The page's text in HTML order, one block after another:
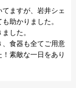
ますが、岩井シェ
助かりました。
した。
食器も全てご用意
素敵な一日をあり